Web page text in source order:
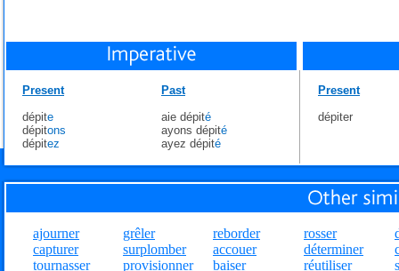
Present
dépite
dépitons
dépitez
Past
aie dépité
ayons dépité
ayez dépité
Present
dépiter
ajourner
capturer
tournasser
grêler
surplomber
provisionner
reborder
accouer
baiser
rosser
déterminer
réutiliser